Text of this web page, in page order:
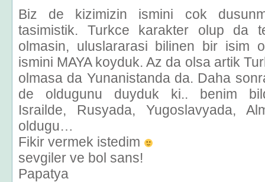
Biz de kizimizin ismini cok
tasimistik. Turkce karakter olup da
olmasin, uluslararasi bilinen bir isim
ismini MAYA koyduk. Az da olsa artik
olmasa da Yunanistanda da. Daha
de oldugunu duyduk ki.. benim
Israilde, Rusyada, Yugoslavyada,
oldugu…
Fikir vermek istedim
sevgiler ve bol sans!
Papatya